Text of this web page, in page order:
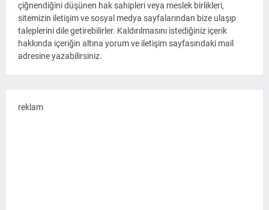
çiğnendiğini düşünen hak sahipleri veya meslek birlikleri,
sitemizin iletişim ve sosyal medya sayfalarından bize ulaşıp
taleplerini dile getirebilirler. Kaldırılmasını istediğiniz içerik
hakkında içeriğin altına yorum ve iletişim sayfasındaki mail
adresine yazabilirsiniz.
reklam